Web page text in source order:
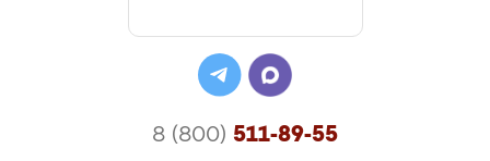
8 (800) 511-89-55